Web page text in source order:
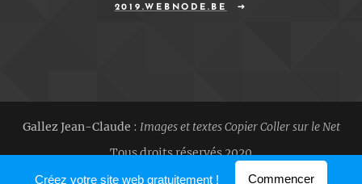
2019.WEBNODE.BE
Gallez Jean-Claude : Images et textes Copier Coller sur le Net
Tous droits réservés 2020
Optimisé parWebnode
Créez votre site web gratuitement ! Commencer